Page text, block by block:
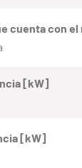
cuenta con
[kW]
[kW]